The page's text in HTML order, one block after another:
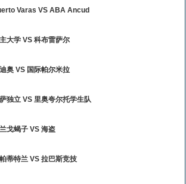
Varas VS ABA Ancud
大学 VS 科布雷萨尔
奥 VS 国际帕尔米拉
独立 VS 里奥夸尔托学生队
戈蝎子 VS 海盗
蒂特兰 VS 拉巴斯竞技